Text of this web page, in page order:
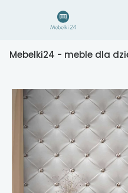
Mebelki24 - meble dla